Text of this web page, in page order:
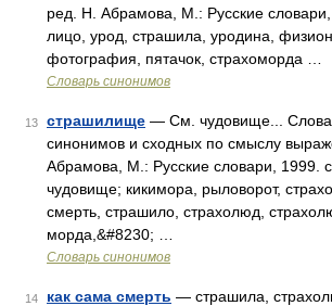
ред. Н. Абрамова, М.: Русские
лицо, урод, страшила, уродина,
фотография, пятачок, страхоморда …
Словарь синонимов
13 страшилище — См. чудовище...
синонимов и сходных по смыслу
Абрамова, М.: Русские словари, 1999.
чудовище; кикимора, рыловорот,
смерть, страшило, страхолюд,
морда,&#8230; …
Словарь синонимов
14 как сама смерть — страшила,